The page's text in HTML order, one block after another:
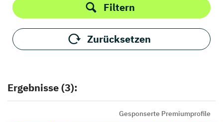
Filtern
Zurücksetzen
Ergebnisse (3):
Gesponserte Premiumprofile